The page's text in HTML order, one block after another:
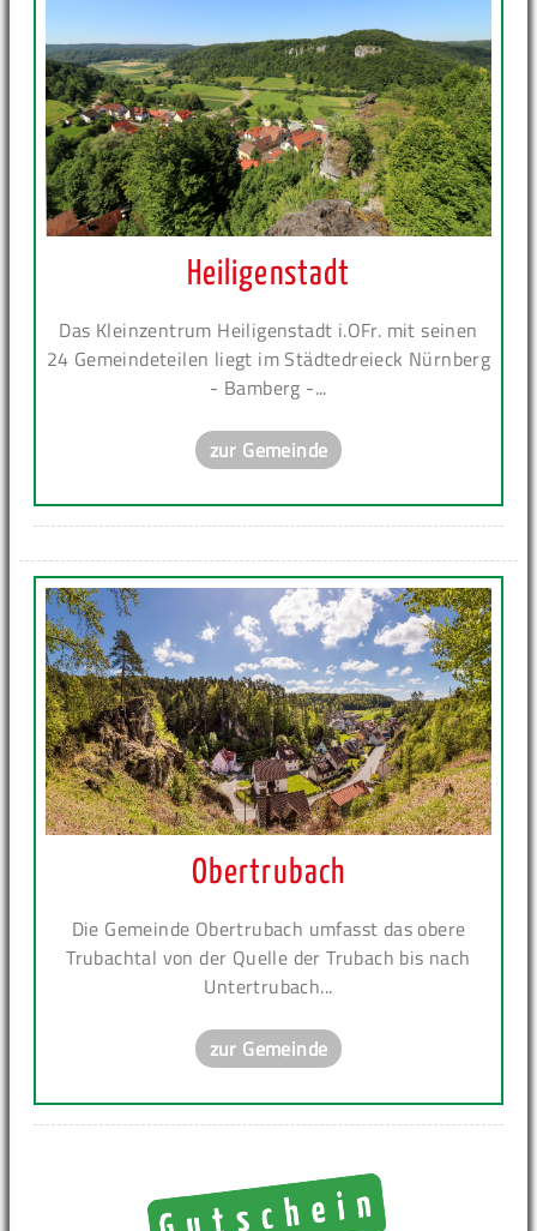
Heiligenstadt
Das Kleinzentrum Heiligenstadt i.OFr. mit seinen
24 Gemeindeteilen liegt im Städtedreieck Nürnberg
- Bamberg -...
zur Gemeinde
Obertrubach
Die Gemeinde Obertrubach umfasst das obere
Trubachtal von der Quelle der Trubach bis nach
Untertrubach...
zur Gemeinde